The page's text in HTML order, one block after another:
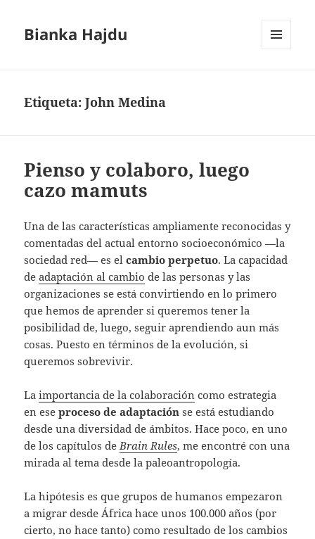
Bianka Hajdu
Etiqueta:John Medina
Pienso y colaboro, luego
cazo mamuts
Una de las características ampliamente reconocidas y
comentadas del actual entorno socioeconómico —la
sociedad red— es elcambio perpetuo. La capacidad
deadaptación al cambio de las personas y las
organizaciones se está convirtiendo en lo primero
que hemos de aprender si queremos tener la
posibilidad de, luego, seguir aprendiendo aun más
cosas. Puesto en términos de la evolución, si
queremos sobrevivir.
Laimportancia de la colaboración como estrategia
en eseproceso de adaptación se está estudiando
desde una diversidad de ámbitos. Hace poco, en uno
de los capítulos deBrain Rules, me encontré con una
mirada al tema desde la paleoantropología.
La hipótesis es que grupos de humanos empezaron
a migrar desde África hace unos 100.000 años (por
cierto, no hace tanto) como resultado de los cambios